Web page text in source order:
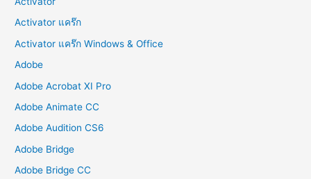
Activator แคร๊ก
Activator แคร๊ก Windows & Office
Adobe
Adobe Acrobat XI Pro
Adobe Animate CC
Adobe Audition CS6
Adobe Bridge
Adobe Bridge CC